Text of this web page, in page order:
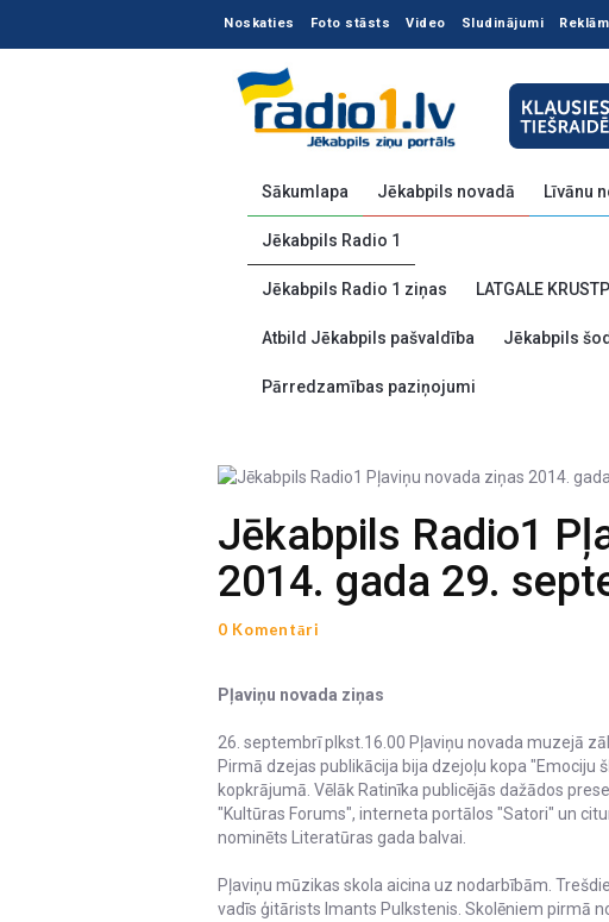
Noskaties Foto stāsts Video Sludinājumi
Sākumlapa Jēkabpils novadā Līvānu
Jēkabpils Radio 1
Jēkabpils Radio 1 ziņas LATGALE
Atbild Jēkabpils pašvaldība Jēkabpils
Pārredzamības paziņojumi
Jēkabpils Radio1
2014. gada 29.
0 Komentāri
Pļaviņu novada ziņas
26. septembrī plkst.16.00 Pļaviņu novada muzejā
Pirmā dzejas publikācija bija dzejoļu kopa "Emociju
kopkrājumā. Vēlāk Ratinīka publicējās dažādos
"Kultūras Forums", interneta portālos "Satori" un
nominēts Literatūras gada balvai.
Pļaviņu mūzikas skola aicina uz nodarbībām.
vadīs ģitārists Imants Pulkstenis. Skolēniem pirmā